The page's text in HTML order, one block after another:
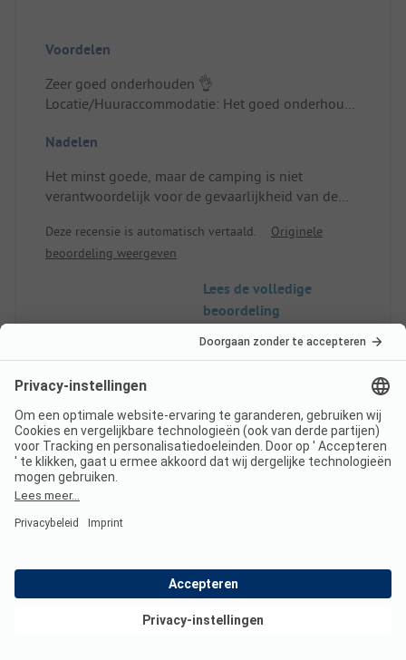
Voordelen
Zeer goed onderhouden 👌
Locatie/Huuraccommodatie: Het goed onderhoud
Nadelen
Het minst goede, maar de camping is niet
verantwoordelijk voor de gevaarlijkheid van de
gaan.
Deze recensie is automatisch vertaald.
Originele
beoordeling weergeven
Lees de volledige
beoordeling
Prima voor een kort
verblijf
Geverifieerd
7
Joy D
Bekijk deals